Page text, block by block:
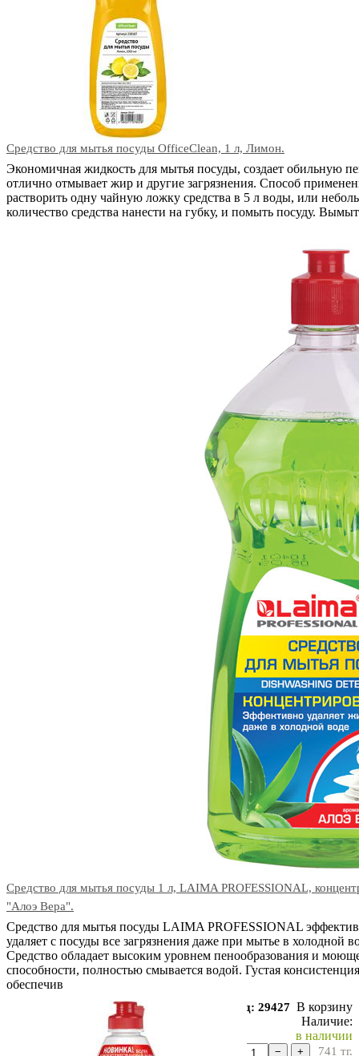
Средство для мытья посуды OfficeClean, 1 л, Лимон.
Экономичная жидкость для мытья посуды, создает обильную
отлично отмывает жир и другие загрязнения. Способ
растворить одну чайную ложку средства в 5 л воды, или
количество средства нанести на губку, и помыть посуду.
Наличие:
в наличии
526
Средство для мытья посуды 1 л, LAIMA PROFESSIONAL,
"Алоэ Вера".
Средство для мытья посуды LAIMA PROFESSIONAL
удаляет с посуды все загрязнения даже при мытье в холодной
Средство обладает высоким уровнем пенообразования и
способности, полностью смывается водой. Густая консистенция
обеспечив
Код: 29427 В корзину
Наличие:
в наличии
741 тг.
− +